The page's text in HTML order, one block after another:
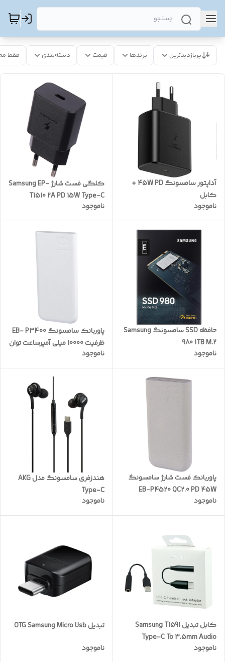
پربازدیدترین برندها قیمت دسته‌بندی فقط
آداپتور سامسونگ 45W PD +
کابل
ناموجود
کلگی فست شارژ Samsung EP-
T1510 2A PD 15W Type-C
ناموجود
حافظه SSD سامسونگ Samsung
980 1TB M.2
ناموجود
پاوربانک سامسونگ EB- P3400
ظرفیت 10000 میلی آمپرساعت توان
25 وات
ناموجود
پاوربانک فست شارژ سامسونگ
EB-P4520 QC2.0 PD 45W
ظرفیت 20000 میلی آمپر ساعت
ناموجود
هندزفری سامسونگ مدل AKG
Type-C
ناموجود
کابل تبدیل Samsung T1591
Type-C To 3.5mm Audio
ناموجود
تبدیل OTG Samsung Micro Usb
ناموجود